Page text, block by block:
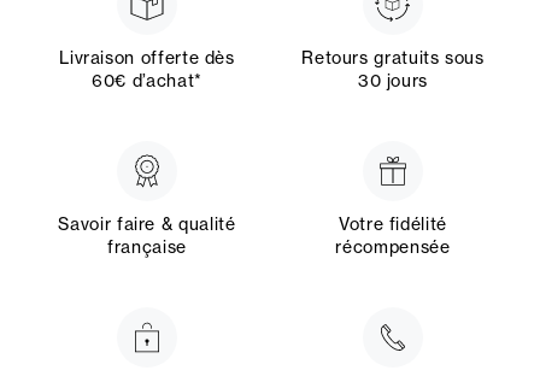
Livraison offerte dès
60€ d’achat*
Retours gratuits sous
30 jours
Savoir faire & qualité
française
Votre fidélité
récompensée